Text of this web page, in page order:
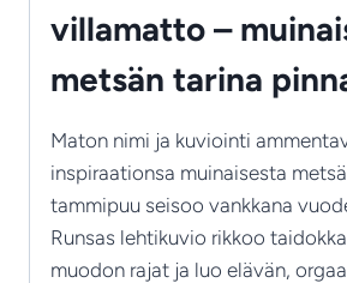
villamatto –
metsän tarina
Maton nimi ja kuviointi
inspiraationsa muinaisesta
tammipuu seisoo vankkana
Runsas lehtikuvio rikkoo
muodon rajat ja luo elävän,